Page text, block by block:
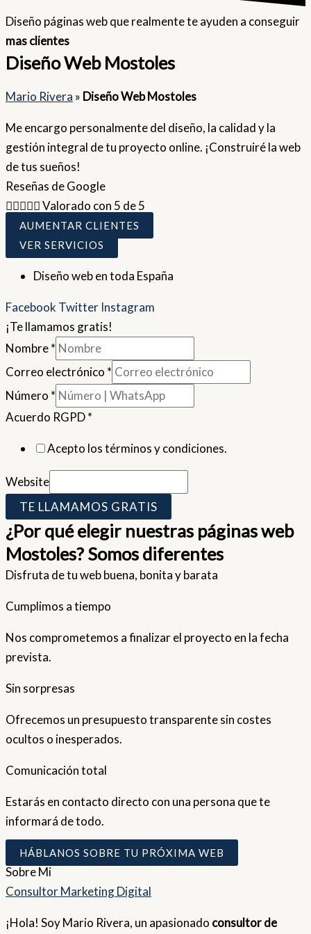
Diseño páginas web que realmente te ayuden a conseguir
mas clientes
Diseño Web Mostoles
Mario Rivera » Diseño Web Mostoles
Me encargo personalmente del diseño, la calidad y la
gestión integral de tu proyecto online. ¡Construiré la web
de tus sueños!
Reseñas de Google
Valorado con 5 de 5
AUMENTAR CLIENTES
VER SERVICIOS
Diseño web en toda España
Facebook Twitter Instagram
¡Te llamamos gratis!
Nombre*
Correo electrónico *
Número *
Acuerdo RGPD*
Acepto los términos y condiciones.
Website
TE LLAMAMOS GRATIS
¿Por qué elegir nuestras páginas web
Mostoles? Somos diferentes
Disfruta de tu web buena, bonita y barata
Cumplimos a tiempo
Nos comprometemos a finalizar el proyecto en la fecha
prevista.
Sin sorpresas
Ofrecemos un presupuesto transparente sin costes
ocultos o inesperados.
Comunicación total
Estarás en contacto directo con una persona que te
informará de todo.
HÁBLANOS SOBRE TU PRÓXIMA WEB
SobreMi
Consultor Marketing Digital
¡Hola! Soy Mario Rivera, un apasionado consultor de